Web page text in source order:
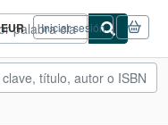
EUR
Preferencias
de
compra
del
Iniciar sesión